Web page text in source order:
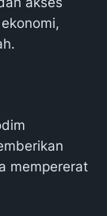
mempererat